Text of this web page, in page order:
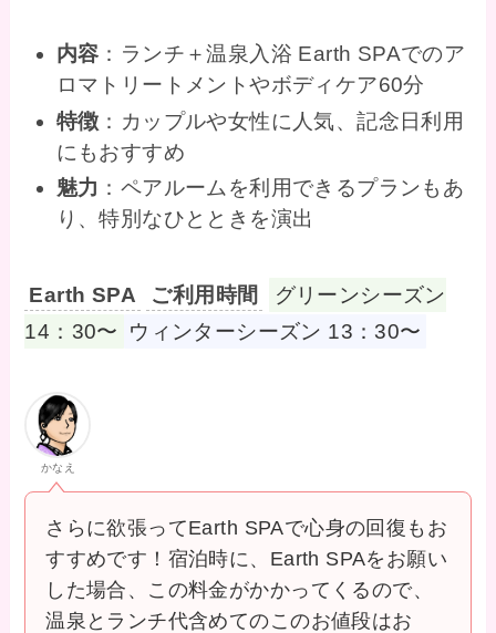
内容 ：ランチ＋温泉入浴 Earth SPAでのア
ロマトリートメントやボディケア60分
特徴 ：カップルや女性に人気、記念日利用
にもおすすめ
魅力 ：ペアルームを利用できるプランもあ
り、特別なひとときを演出
Earth SPA ご利用時間
グリーンシーズン
14：30〜
ウィンターシーズン 13：30〜
かなえ
さらに欲張ってEarth SPAで心身の回復もお
すすめです！宿泊時に、Earth SPAをお願い
した場合、この料金がかかってくるので、
温泉とランチ代含めてのこのお値段はお